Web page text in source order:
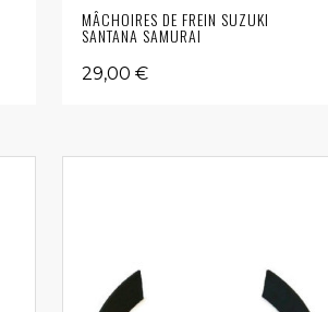
MÂCHOIRES DE FREIN SUZUKI
SANTANA SAMURAI
29,00 €